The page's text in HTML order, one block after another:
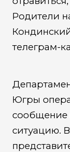
Родители
телеграм-
Югры
сообщение
ситуацию.